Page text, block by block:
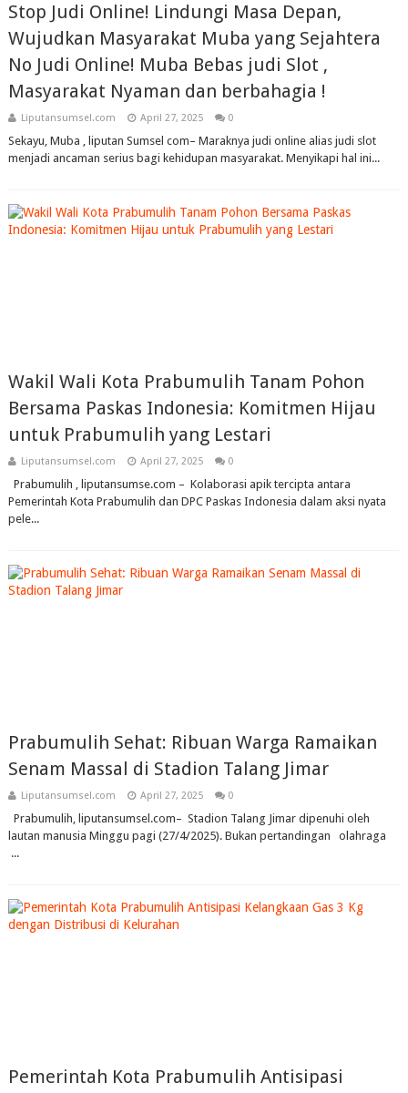
Stop Judi Online! Lindungi Masa Depan,
Wujudkan Masyarakat Muba yang Sejahtera
No Judi Online! Muba Bebas judi Slot ,
Masyarakat Nyaman dan berbahagia !
Liputansumsel.com April 27, 2025 0
Sekayu, Muba , liputan Sumsel com– Maraknya judi online alias judi slot
menjadi ancaman serius bagi kehidupan masyarakat. Menyikapi hal ini...
Wakil Wali Kota Prabumulih Tanam Pohon
Bersama Paskas Indonesia: Komitmen Hijau
untuk Prabumulih yang Lestari
Liputansumsel.com April 27, 2025 0
Prabumulih , liputansumse.com – Kolaborasi apik tercipta antara
Pemerintah Kota Prabumulih dan DPC Paskas Indonesia dalam aksi nyata
pele...
Prabumulih Sehat: Ribuan Warga Ramaikan
Senam Massal di Stadion Talang Jimar
Liputansumsel.com April 27, 2025 0
Prabumulih, liputansumsel.com– Stadion Talang Jimar dipenuhi oleh
lautan manusia Minggu pagi (27/4/2025). Bukan pertandingan olahraga
...
Pemerintah Kota Prabumulih Antisipasi